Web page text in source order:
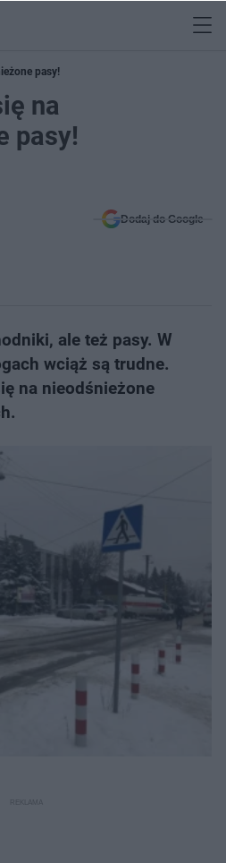
pasy!
na
pasy!
Dodaj do Google
ale też pasy. W
wciąż są trudne.
na nieodśnieżone